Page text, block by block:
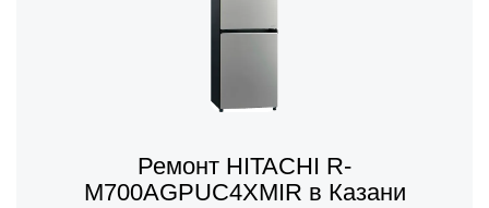
Ремонт HITACHI R-
M700AGPUC4XMIR в Казани